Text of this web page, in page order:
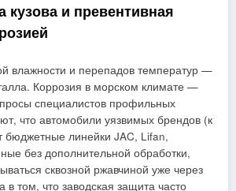
кузова и превентивная
влажности и перепадов температур —
Коррозия в морском климате —
специалистов профильных
что автомобили уязвимых брендов (к
бюджетные линейки JAC, Lifan,
без дополнительной обработки,
сквозной ржавчиной уже через
том, что заводская защита часто